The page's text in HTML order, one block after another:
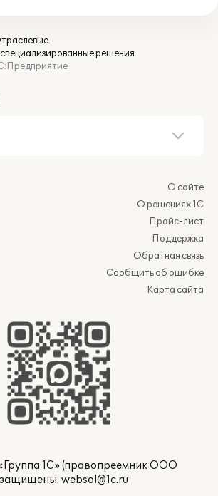
решения
О сайте
О решениях 1С
Прайс-лист
Поддержка
Обратная связь
Сообщить об ошибке
Карта сайта
1С» (правопреемник ООО
защищены. websol@1c.ru